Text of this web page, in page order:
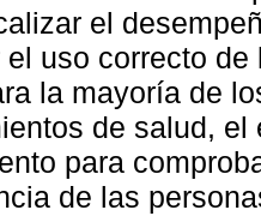
el
el uso correcto
la mayoría de
de salud,
para
de las